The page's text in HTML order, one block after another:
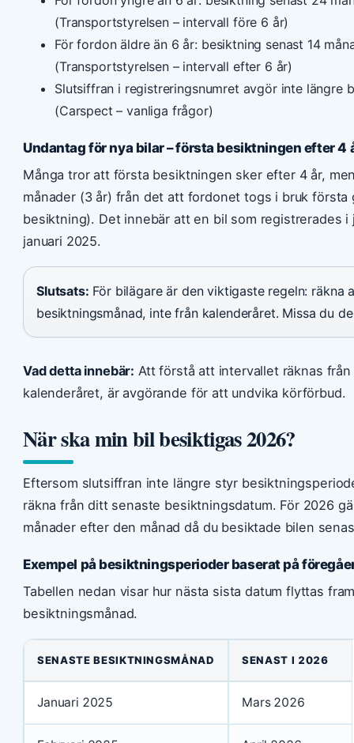
(Transportstyrelsen – intervall före 6 år)
För fordon äldre än 6 år: besiktning senast 14
(Transportstyrelsen – intervall efter 6 år)
Slutsiffran i registreringsnumret avgör inte längre
(Carspect – vanliga frågor)
Undantag för nya bilar – första besiktningen efter 4
Många tror att första besiktningen sker efter 4 år,
månader (3 år) från det att fordonet togs i bruk
besiktning). Det innebär att en bil som registrerades
januari 2025.
Slutsats: För bilägare är den viktigaste regeln: räkna
besiktningsmånad, inte från kalenderåret. Missa du
Vad detta innebär: Att förstå att intervallet räknas
kalenderåret, är avgörande för att undvika körförbud.
När ska min bil besiktigas 2026?
Eftersom slutsiffran inte längre styr
räkna från ditt senaste besiktningsdatum. För 2026
månader efter den månad då du besiktade bilen
Exempel på besiktningsperioder baserat på
Tabellen nedan visar hur nästa sista datum flyttas
besiktningsmånad.
SENASTE BESIKTNINGSMÅNAD SENAST I 2026
Januari 2025 Mars 2026